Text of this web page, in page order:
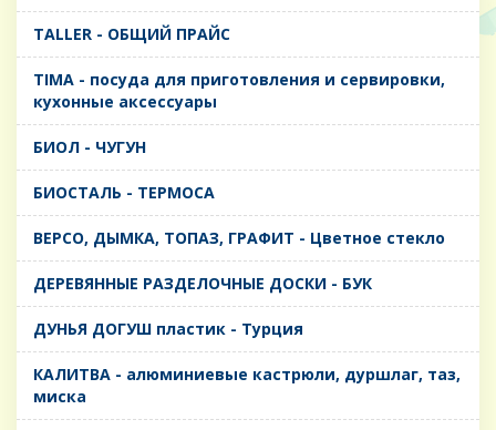
TALLER - ОБЩИЙ ПРАЙС
TIMA - посуда для приготовления и сервировки,
кухонные аксессуары
БИОЛ - ЧУГУН
БИОСТАЛЬ - ТЕРМОСА
ВЕРСО, ДЫМКА, ТОПАЗ, ГРАФИТ - Цветное стекло
ДЕРЕВЯННЫЕ РАЗДЕЛОЧНЫЕ ДОСКИ - БУК
ДУНЬЯ ДОГУШ пластик - Турция
КАЛИТВА - алюминиевые кастрюли, дуршлаг, таз,
миска